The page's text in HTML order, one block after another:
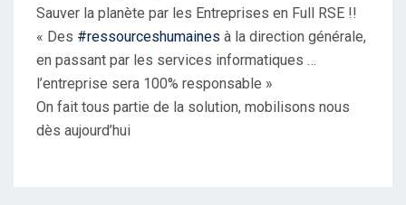
Sauver la planète par les Entreprises en Full RSE !!
« Des #ressourceshumaines à la direction générale,
en passant par les services informatiques …
l’entreprise sera 100% responsable »
On fait tous partie de la solution, mobilisons nous
dès aujourd’hui